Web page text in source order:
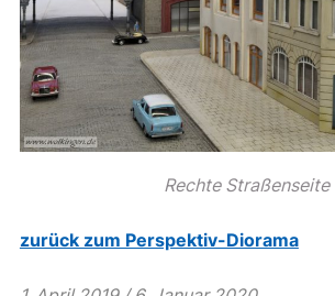
Rechte Straßenseite
zurück zum Perspektiv-Diorama